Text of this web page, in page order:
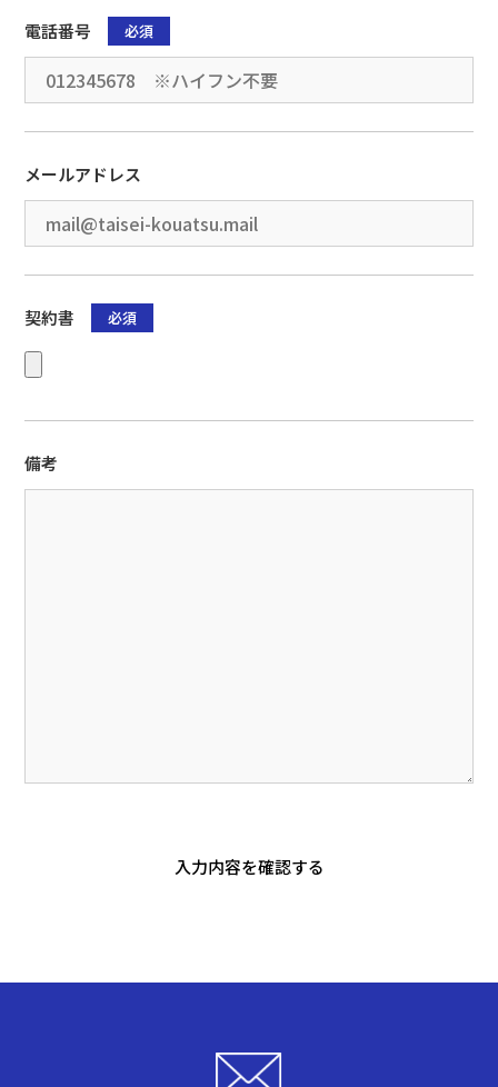
電話番号 必須
メールアドレス
契約書 必須
備考
入力内容を確認する